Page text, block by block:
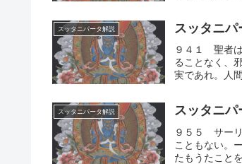
スッタニパータ解説 スッタニ
９４１ 聖者
ることなく、
実であれ。人
スッタニパータ解説 スッタニ
９５５ サー
こともない。
たもうたこと